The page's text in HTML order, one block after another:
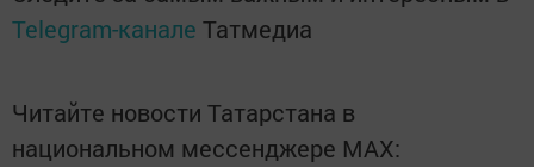
Telegram-канале Татмедиа
Читайте новости Татарстана в
национальном мессенджере MАХ: